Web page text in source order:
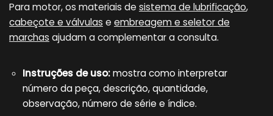
Para motor, os materiais de sistema de lubrificação,
cabeçote e válvulas e embreagem e seletor de
marchas ajudam a complementar a consulta.
Instruções de uso:mostra como interpretar
número da peça, descrição, quantidade,
observação, número de série e índice.